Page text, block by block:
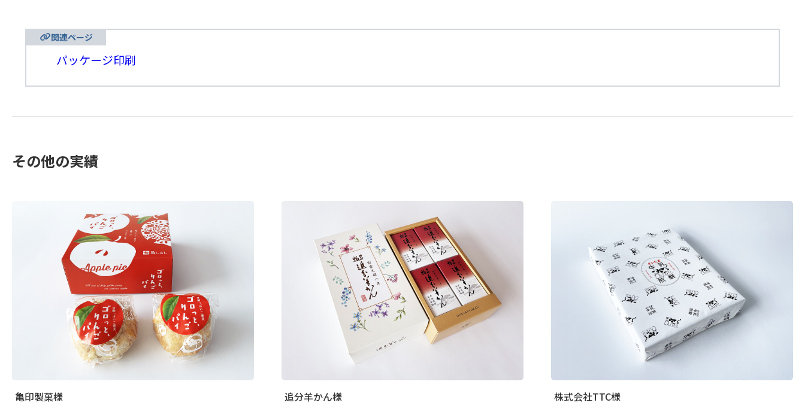
関連ページ
パッケージ印刷
その他の実績
亀印製菓様
ひとくち羊羹詰め合わせ用ギフト箱のデザイ
ンを行いました。
MORE
追分羊かん様
堂々さと、愛らしさを両立させた牛のイラス
トと商品タイトルを描きました。
MORE
株式会社TTC様